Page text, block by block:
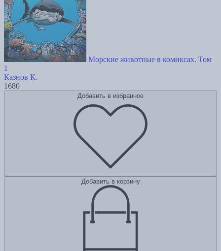
Морские животные в комиксах. Том
1
Казнов К.
1680
Добавить в избранное
Добавить в корзину